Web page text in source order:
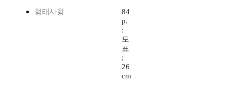
형태사항
84
p.
:
도
표
;
26
cm